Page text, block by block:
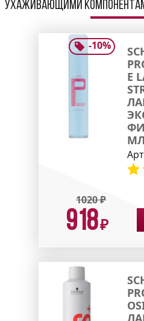
ухаживающими
-10%
E
1020₽
918₽